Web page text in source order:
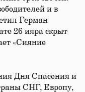
и в
Герман
26 ияра скрыт
«Сияние
Дня Спасения и
СНГ, Европу,